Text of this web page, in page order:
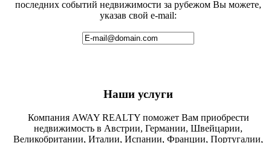
последних событий недвижимости за рубежом Вы можете,
указав свой e-mail:
Наши услуги
Компания AWAY REALTY поможет Вам приобрести
недвижимость в Австрии, Германии, Швейцарии,
Великобритании, Италии, Испании, Франции, Португалии,